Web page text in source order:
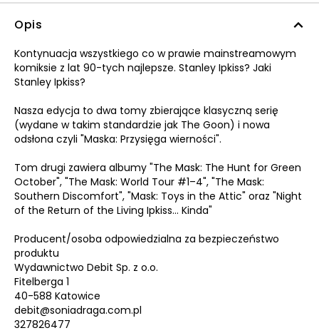
Opis
Kontynuacja wszystkiego co w prawie mainstreamowym
komiksie z lat 90-tych najlepsze. Stanley Ipkiss? Jaki
Stanley Ipkiss?
Nasza edycja to dwa tomy zbierające klasyczną serię
(wydane w takim standardzie jak The Goon) i nowa
odsłona czyli "Maska: Przysięga wierności".
Tom drugi zawiera albumy "The Mask: The Hunt for Green
October", "The Mask: World Tour #1–4", "The Mask:
Southern Discomfort", "Mask: Toys in the Attic" oraz "Night
of the Return of the Living Ipkiss... Kinda"
Producent/osoba odpowiedzialna za bezpieczeństwo
produktu
Wydawnictwo Debit Sp. z o.o.
Fitelberga 1
40-588 Katowice
debit@soniadraga.com.pl
327826477